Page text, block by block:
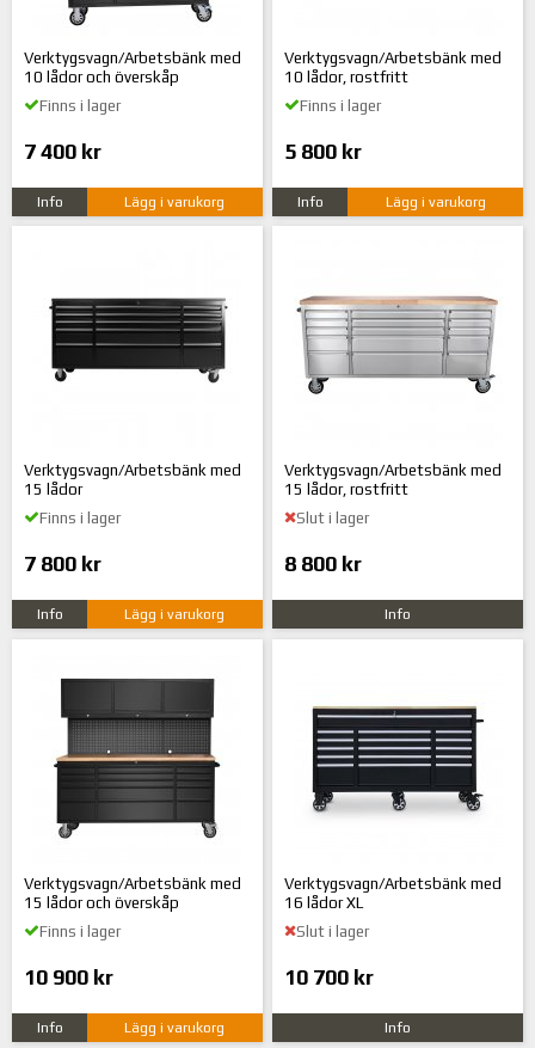
Verktygsvagn/Arbetsbänk med
10 lådor och överskåp
Finns i lager
7 400 kr
Info Lägg i varukorg
Verktygsvagn/Arbetsbänk med
10 lådor, rostfritt
Finns i lager
5 800 kr
Info Lägg i varukorg
Verktygsvagn/Arbetsbänk med
15 lådor
Finns i lager
7 800 kr
Info Lägg i varukorg
Verktygsvagn/Arbetsbänk med
15 lådor, rostfritt
Slut i lager
8 800 kr
Info
Verktygsvagn/Arbetsbänk med
15 lådor och överskåp
Finns i lager
10 900 kr
Info Lägg i varukorg
Verktygsvagn/Arbetsbänk med
16 lådor XL
Slut i lager
10 700 kr
Info